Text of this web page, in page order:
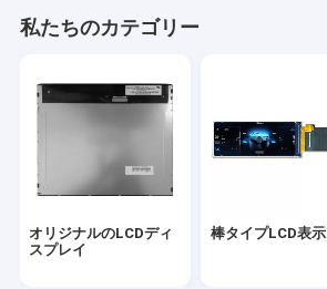
広い温度ディスプレイ
高解像度のTFTディスプレイ
注文のtftの表示
TFTの容量性タッチ画面
私たちのカテゴリー
オリジナルのLCDディ
スプレイ
棒タイプLCD表示